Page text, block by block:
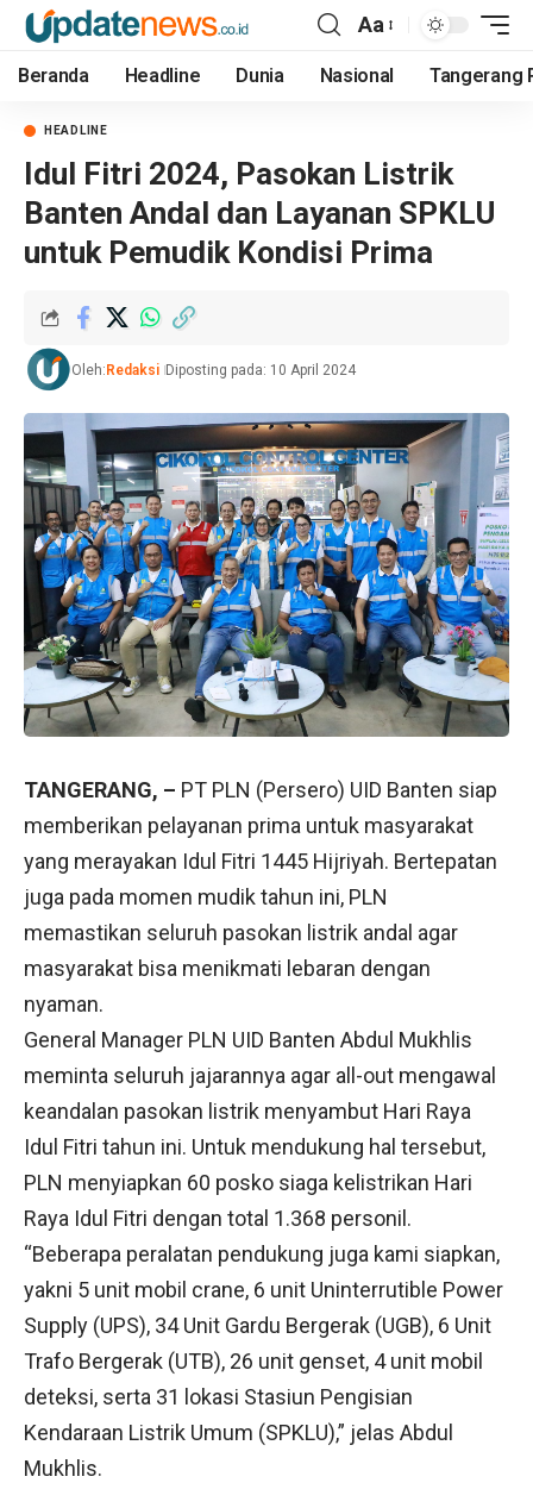
Aa
Beranda Headline Dunia Nasional Tangerang
HEADLINE
Idul Fitri 2024, Pasokan Listrik
Banten Andal dan Layanan SPKLU
untuk Pemudik Kondisi Prima
Oleh: Redaksi Diposting pada: 10 April 2024
TANGERANG, – PT PLN (Persero) UID Banten siap
memberikan pelayanan prima untuk masyarakat
yang merayakan Idul Fitri 1445 Hijriyah. Bertepatan
juga pada momen mudik tahun ini, PLN
memastikan seluruh pasokan listrik andal agar
masyarakat bisa menikmati lebaran dengan
nyaman.
General Manager PLN UID Banten Abdul Mukhlis
meminta seluruh jajarannya agar all-out mengawal
keandalan pasokan listrik menyambut Hari Raya
Idul Fitri tahun ini. Untuk mendukung hal tersebut,
PLN menyiapkan 60 posko siaga kelistrikan Hari
Raya Idul Fitri dengan total 1.368 personil.
“Beberapa peralatan pendukung juga kami siapkan,
yakni 5 unit mobil crane, 6 unit Uninterrutible Power
Supply (UPS), 34 Unit Gardu Bergerak (UGB), 6 Unit
Trafo Bergerak (UTB), 26 unit genset, 4 unit mobil
deteksi, serta 31 lokasi Stasiun Pengisian
Kendaraan Listrik Umum (SPKLU),” jelas Abdul
Mukhlis.